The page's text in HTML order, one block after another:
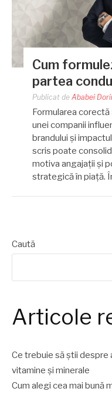
Cum
partea
Publicat de Ababei
Formularea
unei companii
brandului și
scris poate
motiva angajații și
strategică în piață.
Caută
Articole
Ce trebuie să știi despre
vitamine și minerale
Cum alegi cea mai bună